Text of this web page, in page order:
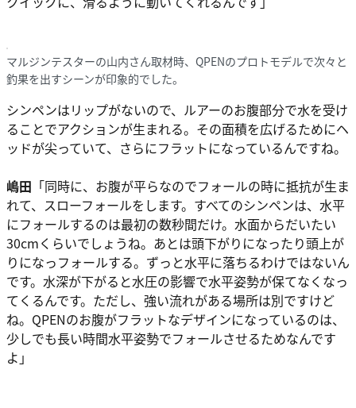
マルジンテスターの山内さん取材時、QPENのプロトモデルで次々と
釣果を出すシーンが印象的でした。
シンペンはリップがないので、ルアーのお腹部分で水を受け
ることでアクションが生まれる。その面積を広げるためにヘ
ッドが尖っていて、さらにフラットになっているんですね。
嶋田 「同時に、お腹が平らなのでフォールの時に抵抗が生ま
れて、スローフォールをします。すべてのシンペンは、水平
にフォールするのは最初の数秒間だけ。水面からだいたい
30cmくらいでしょうね。あとは頭下がりになったり頭上が
りになっフォールする。ずっと水平に落ちるわけではないん
です。水深が下がると水圧の影響で水平姿勢が保てなくなっ
てくるんです。ただし、強い流れがある場所は別ですけど
ね。QPENのお腹がフラットなデザインになっているのは、
少しでも長い時間水平姿勢でフォールさせるためなんです
よ」